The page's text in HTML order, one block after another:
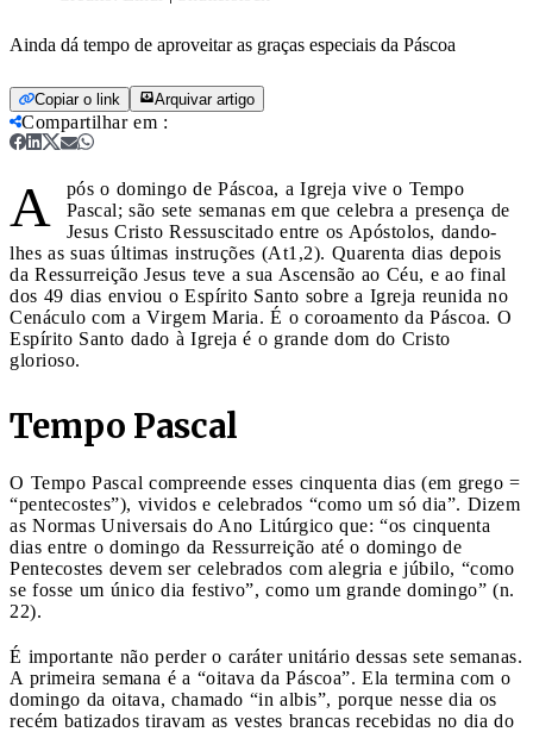
Ainda dá tempo de aproveitar as graças especiais da Páscoa
Copiar o link Arquivar artigo
Compartilhar em :
A
pós o domingo de Páscoa, a Igreja vive o Tempo
Pascal; são sete semanas em que celebra a presença de
Jesus Cristo Ressuscitado entre os Apóstolos, dando-
lhes as suas últimas instruções (At1,2). Quarenta dias depois
da Ressurreição Jesus teve a sua Ascensão ao Céu, e ao final
dos 49 dias enviou o Espírito Santo sobre a Igreja reunida no
Cenáculo com a Virgem Maria. É o coroamento da Páscoa. O
Espírito Santo dado à Igreja é o grande dom do Cristo
glorioso.
Tempo Pascal
O Tempo Pascal compreende esses cinquenta dias (em grego =
“pentecostes”), vividos e celebrados “como um só dia”. Dizem
as Normas Universais do Ano Litúrgico que: “os cinquenta
dias entre o domingo da Ressurreição até o domingo de
Pentecostes devem ser celebrados com alegria e júbilo, “como
se fosse um único dia festivo”, como um grande domingo” (n.
22).
É importante não perder o caráter unitário dessas sete semanas.
A primeira semana é a “oitava da Páscoa”. Ela termina com o
domingo da oitava, chamado “in albis”, porque nesse dia os
recém batizados tiravam as vestes brancas recebidas no dia do